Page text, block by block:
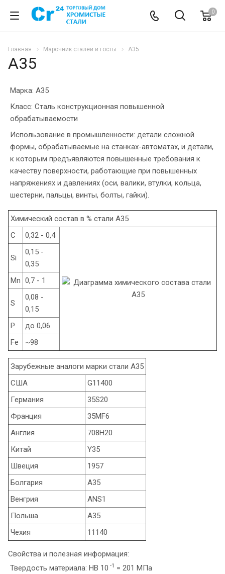
0
Главная Марочник сталей и госты А35
А35
Марка: А35
Класс: Сталь конструкционная повышенной
обрабатываемости
Использование в промышленности: детали сложной
формы, обрабатываемые на станках-автоматах, и детали,
к которым предъявляются повышенные требования к
качеству поверхности, работающие при повышенных
напряжениях и давлениях (оси, валики, втулки, кольца,
шестерни, пальцы, винты, болты, гайки).
Химический состав в % стали А35
C
0,32 - 0,4
Si
0,15 -
0,35
Mn 0,7 - 1
S
0,08 -
0,15
P
до 0,06
Fe
~98
Зарубежные аналоги марки стали А35
США
G11400
Германия
35S20
Франция
35MF6
Англия
708H20
Китай
Y35
Швеция
1957
Болгария
A35
Венгрия
ANS1
Польша
A35
Чехия
11140
Свойства и полезная информация:
Твердость материала: HB 10 -1
= 201 МПа